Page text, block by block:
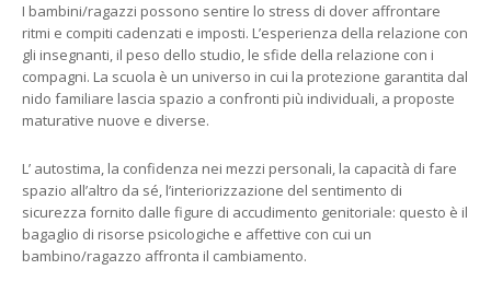
I bambini/ragazzi possono sentire lo stress di dover affrontare
ritmi e compiti cadenzati e imposti. L’esperienza della relazione con
gli insegnanti, il peso dello studio, le sfide della relazione con i
compagni. La scuola è un universo in cui la protezione garantita dal
nido familiare lascia spazio a confronti più individuali, a proposte
maturative nuove e diverse.
L’ autostima, la confidenza nei mezzi personali, la capacità di fare
spazio all’altro da sé, l’interiorizzazione del sentimento di
sicurezza fornito dalle figure di accudimento genitoriale: questo è il
bagaglio di risorse psicologiche e affettive con cui un
bambino/ragazzo affronta il cambiamento.